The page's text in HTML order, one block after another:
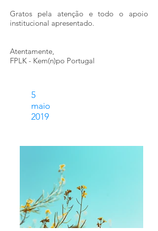
Gratos pela atenção e todo o apoio
institucional apresentado.
Atentamente,
FPLK - Kem(n)po Portugal
5
maio
2019